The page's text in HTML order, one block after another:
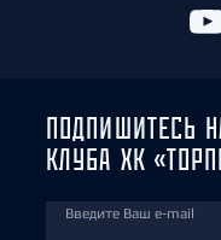
ПОДПИШИТЕСЬ
КЛУБА ХК
Введите Ваш e-mail